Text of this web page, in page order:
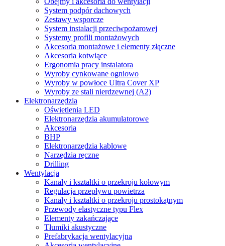
System podpór dachowych
Zestawy wsporcze
System instalacji przeciwpożarowej
Systemy profili montażowych
Akcesoria montażowe i elementy złączne
Akcesoria kotwiące
Ergonomia pracy instalatora
Wyroby cynkowane ogniowo
Wyroby w powłoce Ultra Cover XP
Wyroby ze stali nierdzewnej (A2)
Elektronarzędzia
Oświetlenia LED
Elektronarzędzia akumulatorowe
Akcesoria
BHP
Elektronarzędzia kablowe
Narzędzia ręczne
Drilling
Wentylacja
Kanały i kształtki o przekroju kołowym
Regulacja przepływu powietrza
Kanały i kształtki o przekroju prostokątnym
Przewody elastyczne typu Flex
Elementy zakańczające
Tłumiki akustyczne
Prefabrykacja wentylacyjna